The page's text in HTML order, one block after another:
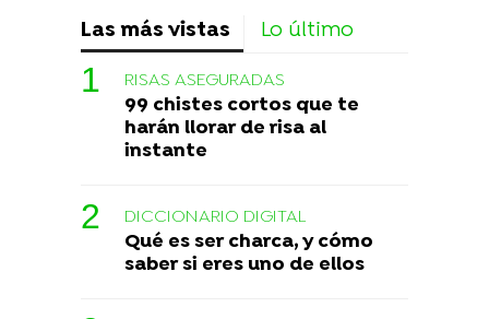
Las más vistas Lo último
RISAS ASEGURADAS
99 chistes cortos que te
harán llorar de risa al
instante
DICCIONARIO DIGITAL
Qué es ser charca, y cómo
saber si eres uno de ellos